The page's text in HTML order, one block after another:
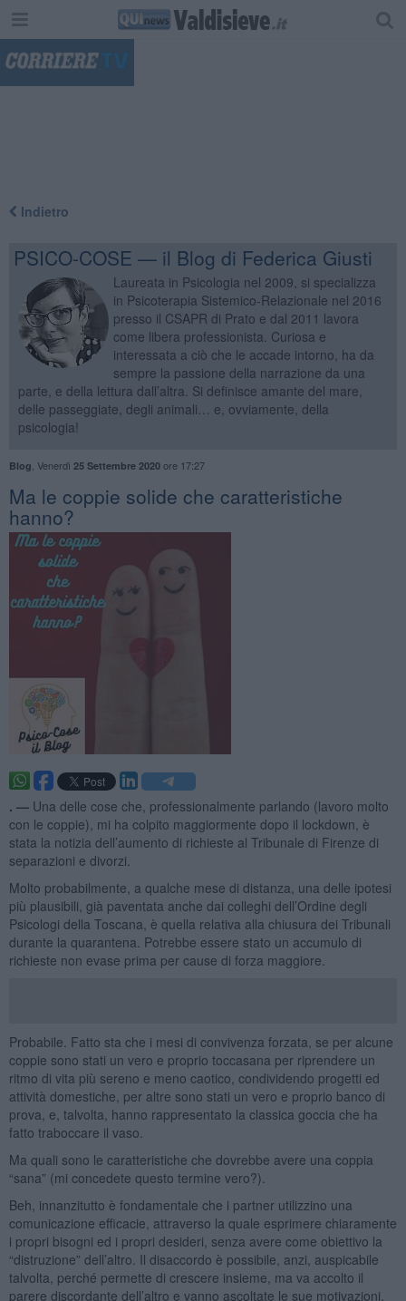
Indietro
PSICO-COSE — il Blog di Federica Giusti
Laureata in Psicologia nel 2009, si specializza
in Psicoterapia Sistemico-Relazionale nel 2016
presso il CSAPR di Prato e dal 2011 lavora
come libera professionista. Curiosa e
interessata a ciò che le accade intorno, ha da
sempre la passione della narrazione da una
parte, e della lettura dall’altra. Si definisce amante del mare,
delle passeggiate, degli animali… e, ovviamente, della
psicologia!
Blog Venerdì 25 Settembre 2020ore 17:27
​Ma le coppie solide che caratteristiche
hanno?
. — Una delle cose che, professionalmente parlando (lavoro molto
con le coppie), mi ha colpito maggiormente dopo il lockdown, è
stata la notizia dell’aumento di richieste al Tribunale di Firenze di
separazioni e divorzi.
Molto probabilmente, a qualche mese di distanza, una delle ipotesi
più plausibili, già paventata anche dai colleghi dell’Ordine degli
Psicologi della Toscana, è quella relativa alla chiusura dei Tribunali
durante la quarantena. Potrebbe essere stato un accumulo di
richieste non evase prima per cause di forza maggiore.
Probabile. Fatto sta che i mesi di convivenza forzata, se per alcune
coppie sono stati un vero e proprio toccasana per riprendere un
ritmo di vita più sereno e meno caotico, condividendo progetti ed
attività domestiche, per altre sono stati un vero e proprio banco di
prova, e, talvolta, hanno rappresentato la classica goccia che ha
fatto traboccare il vaso.
Ma quali sono le caratteristiche che dovrebbe avere una coppia
“sana” (mi concedete questo termine vero?).
Beh, innanzitutto è fondamentale che i partner utilizzino una
comunicazione efficacie, attraverso la quale esprimere chiaramente
i propri bisogni ed i propri desideri, senza avere come obiettivo la
“distruzione” dell’altro. Il disaccordo è possibile, anzi, auspicabile
talvolta, perché permette di crescere insieme, ma va accolto il
parere discordante dell’altro e vanno ascoltate le sue motivazioni,